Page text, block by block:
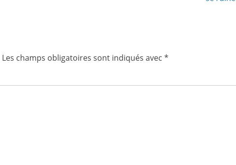
Les champs obligatoires sont indiqués avec *